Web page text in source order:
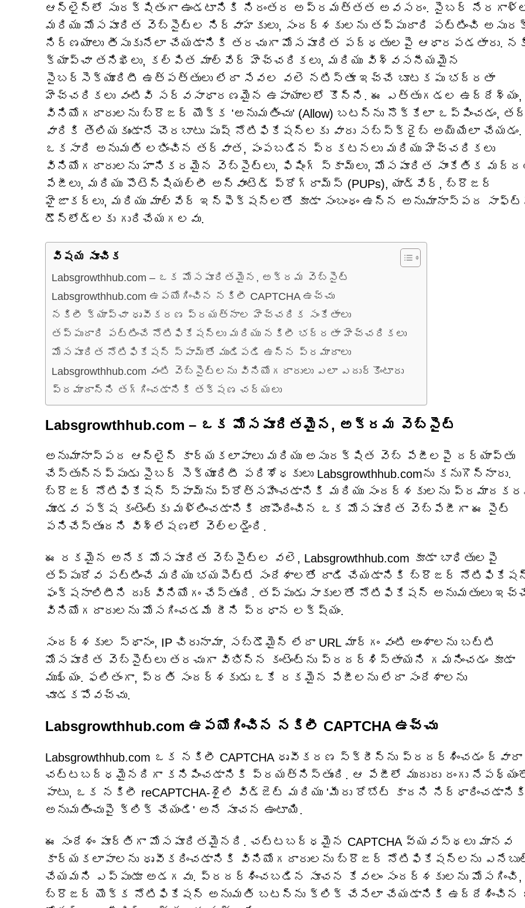
ఆన్‌లైన్‌లో సురక్షితంగా ఉండటానికి నిరంతర అప్రమత్తత అవసరం. సైబర్
మరియు మోసపూరిత వెబ్‌సైట్‌ల నిర్వాహకులు, సందర్శకులను తప్పుదారి పట్టించి
నిర్ణయాలు తీసుకునేలా చేయడానికి తరచుగా మోసపూరిత పద్ధతులపై ఆధారపడతారు.
క్యాప్చా తనిఖీలు, కల్పిత మాల్వేర్ హెచ్చరికలు, మరియు విశ్వసనీయమైన
సైబర్‌సెక్యూరిటీ ఉత్పత్తులు లేదా సేవల వలె నటిస్తూ ఇచ్చే బూటకపు భద్రతా
హెచ్చరికలు వంటివి సర్వసాధారణమైన ఉపాయాలలో కొన్ని. ఈ ఎత్తుగడల ఉద్దేశ్యం,
వినియోగదారులను బ్రౌజర్ యొక్క 'అనుమతించు' (Allow) బటన్‌ను నొక్కేలా ఒప్పించడం,
వారికి తెలియకుండానే చొరబాటు పుష్ నోటిఫికేషన్‌లకు వారు సబ్‌స్క్రైబ్ అయ్యేలా చేయడం.
ఒకసారి అనుమతి లభించిన తర్వాత, పంపబడిన ప్రకటనలు మరియు హెచ్చరికలు
వినియోగదారులను హానికరమైన వెబ్‌సైట్‌లు, ఫిషింగ్ స్కామ్‌లు, మోసపూరిత సాంకేతిక
పేజీలు, మరియు పొటెన్షియల్లీ అన్‌వాంటెడ్ ప్రోగ్రామ్స్ (PUPs), యాడ్‌వేర్, బ్రౌజర్
హైజాకర్లు, మరియు మాల్వేర్ ఇన్‌ఫెక్షన్‌లతో కూడా సంబంధం ఉన్న అనుమానాస్పద
డౌన్‌లోడ్‌లకు గురిచేయగలవు.
విషయ సూచిక
Labsgrowthhub.com – ఒక మోసపూరితమైన, అక్రమ వెబ్‌సైట్
Labsgrowthhub.com ఉపయోగించిన నకిలీ CAPTCHA ఉచ్చు
నకిలీ క్యాప్చా ధృవీకరణ ప్రయత్నాల హెచ్చరిక సంకేతాలు
తప్పుదారి పట్టించే నోటిఫికేషన్‌లు మరియు నకిలీ భద్రతా హెచ్చరికలు
మోసపూరిత నోటిఫికేషన్ స్పామ్‌తో ముడిపడి ఉన్న ప్రమాదాలు
Labsgrowthhub.com వంటి వెబ్‌సైట్‌లను వినియోగదారులు ఎలా ఎదుర్కొంటారు
ప్రమాదాన్ని తగ్గించడానికి తక్షణ చర్యలు
Labsgrowthhub.com – ఒక మోసపూరితమైన, అక్రమ వెబ్‌సైట్
అనుమానాస్పద ఆన్‌లైన్ కార్యకలాపాలు మరియు అసురక్షిత వెబ్ పేజీలపై దర్యాప్తు
చేస్తున్నప్పుడు సైబర్‌ సెక్యూరిటీ పరిశోధకులు Labsgrowthhub.comను కనుగొన్నారు.
బ్రౌజర్ నోటిఫికేషన్ స్పామ్‌ను ప్రోత్సహించడానికి మరియు సందర్శకులను
మూడవ పక్ష కంటెంట్‌కు మళ్లించడానికి రూపొందించిన ఒక మోసపూరిత వెబ్‌పేజీగా ఈ సైట్
పనిచేస్తుందని విశ్లేషణలో వెల్లడైంది.
ఈ రకమైన అనేక మోసపూరిత వెబ్‌సైట్‌ల వలె, Labsgrowthhub.com కూడా బాధితులపై
తప్పుదోవ పట్టించే మరియు భయపెట్టే సందేశాలతో దాడి చేయడానికి బ్రౌజర్
ఫంక్షనాలిటీని దుర్వినియోగం చేస్తుంది. తప్పుడు సాకులతో నోటిఫికేషన్ అనుమతులు
వినియోగదారులను మోసగించడమే దీని ప్రధాన లక్ష్యం.
సందర్శకుల స్థానం, IP చిరునామా, సబ్‌డొమైన్ లేదా URL మార్గం వంటి అంశాలను బట్టి
మోసపూరిత వెబ్‌సైట్‌లు తరచుగా విభిన్న కంటెంట్‌ను ప్రదర్శిస్తాయని గమనించడం కూడా
ముఖ్యం. ఫలితంగా, ప్రతి సందర్శకుడు ఒకే రకమైన పేజీలను లేదా సందేశాలను
చూడకపోవచ్చు.
Labsgrowthhub.com ఉపయోగించిన నకిలీ CAPTCHA ఉచ్చు
Labsgrowthhub.com ఒక నకిలీ CAPTCHA ధృవీకరణ స్క్రీన్‌ను ప్రదర్శించడం ద్వారా
చట్టబద్ధమైనదిగా కనిపించడానికి ప్రయత్నిస్తుంది. ఆ పేజీలో ముదురు రంగు
పాటు, ఒక నకిలీ reCAPTCHA-శైలి విడ్జెట్ మరియు 'మీరు రోబోట్ కాదని నిర్ధారించడానికి
అనుమతించుపై క్లిక్ చేయండి' అనే సూచన ఉంటాయి.
ఈ సందేశం పూర్తిగా మోసపూరితమైనది. చట్టబద్ధమైన CAPTCHA వ్యవస్థలు మానవ
కార్యకలాపాలను ధృవీకరించడానికి వినియోగదారులను బ్రౌజర్ నోటిఫికేషన్‌లను
చేయమని ఎప్పుడూ అడగవు. ప్రదర్శించబడిన సూచన కేవలం సందర్శకులను మోసగించి,
బ్రౌజర్ యొక్క నోటిఫికేషన్ అనుమతి బటన్‌ను క్లిక్ చేసేలా చేయడానికి ఉద్దేశించిన